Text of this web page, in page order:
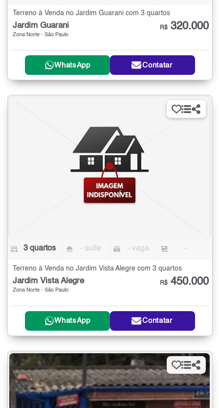
Terreno à Venda no Jardim Guarani com 3 quartos
Jardim Guarani
Zona Norte - São Paulo
R$ 320.000
WhatsApp Contatar
3 quartos - suíte - vaga -
Terreno à Venda no Jardim Vista Alegre com 3 quartos
Jardim Vista Alegre
Zona Norte - São Paulo
R$ 450.000
WhatsApp Contatar